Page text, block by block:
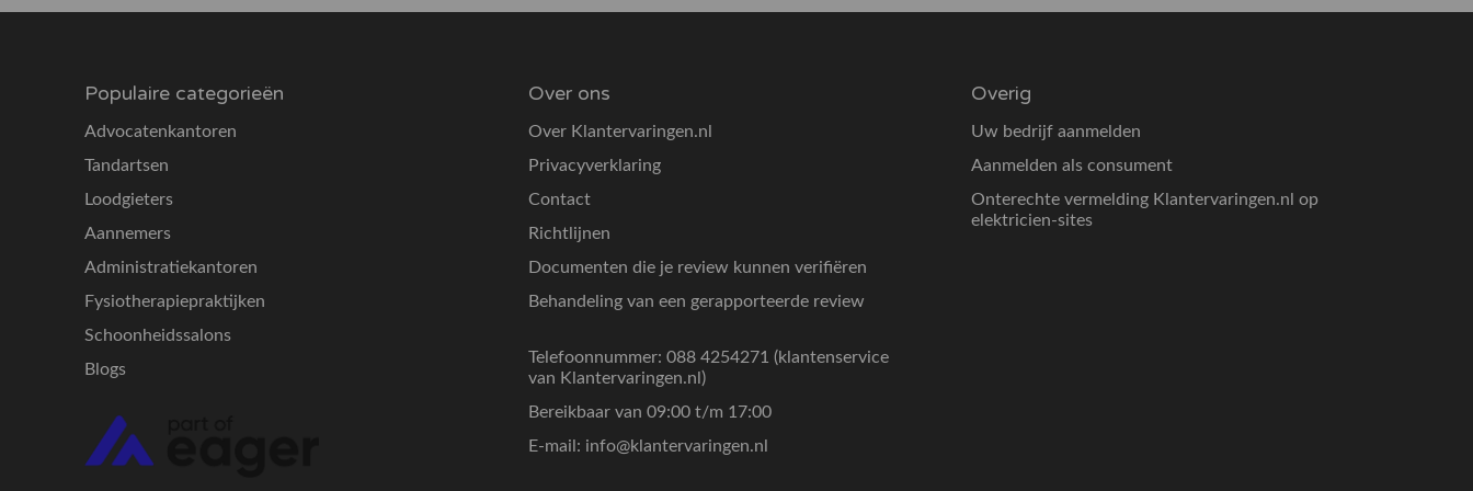
Populaire categorieën
Advocatenkantoren
Tandartsen
Loodgieters
Aannemers
Administratiekantoren
Fysiotherapiepraktijken
Schoonheidssalons
Blogs
Over ons
Over Klantervaringen.nl
Privacyverklaring
Contact
Richtlijnen
Documenten die je review kunnen verifiëren
Behandeling van een gerapporteerde review
Telefoonnummer: 088 4254271 (klantenservice
van Klantervaringen.nl)
Bereikbaar van 09:00 t/m 17:00
E-mail: info@klantervaringen.nl
Overig
Uw bedrijf aanmelden
Aanmelden als consument
Onterechte vermelding Klantervaringen.nl op
elektricien-sites